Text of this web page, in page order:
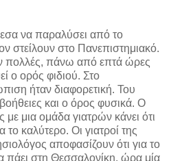
να παραλύσει από το
στείλουν στο Πανεπιστημιακό.
πολλές, πάνω από επτά ώρες
ο ορός φιδιού. Στο
ήταν διαφορετική. Του
και ο όρος φυσικά. Ο
με μια ομάδα γιατρών κάνει ότι
καλύτερο. Οι γιατροί της
αποφασίζουν ότι για το
πάει στη Θεσσαλονίκη, ώρα μία